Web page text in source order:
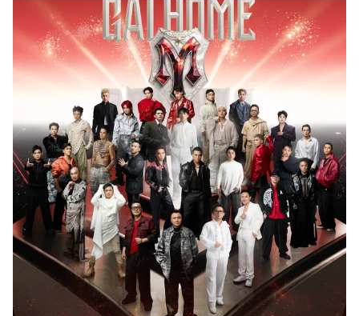
Thị trường 24h Tấm lòng Việt
VTV4 Vươn mình bằng AI
VTV9 VTV8
Liên hệ tòa soạn English
THỜI BÁO VTV
Theo dõi báo trên